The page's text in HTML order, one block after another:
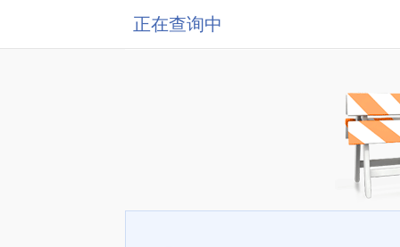
正在查询中